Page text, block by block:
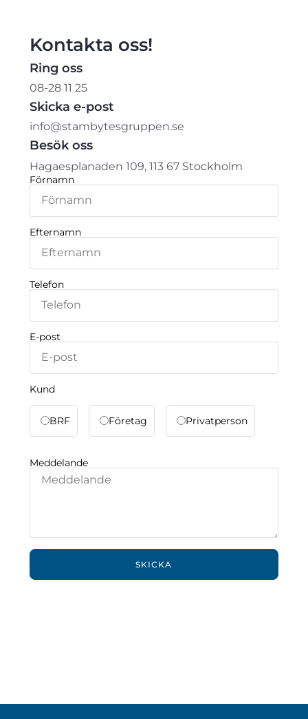
Kontakta oss!
Ring oss
08-28 11 25
Skicka e-post
info@stambytesgruppen.se
Besök oss
Hagaesplanaden 109, 113 67 Stockholm
Förnamn
Efternamn
Telefon
E-post
Kund
BRF Företag Privatperson
Meddelande
SKICKA